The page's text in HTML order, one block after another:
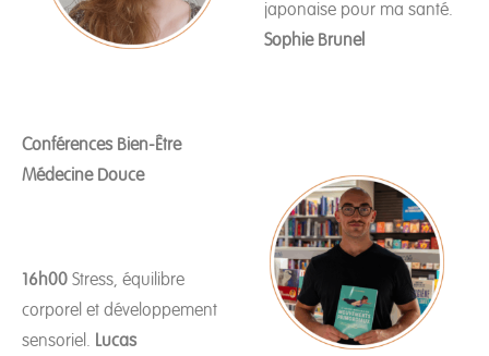
japonaise pour ma santé.
Sophie Brunel
Conférences Bien-Être
Médecine Douce
16h00 Stress, équilibre
corporel et développement
sensoriel. Lucas